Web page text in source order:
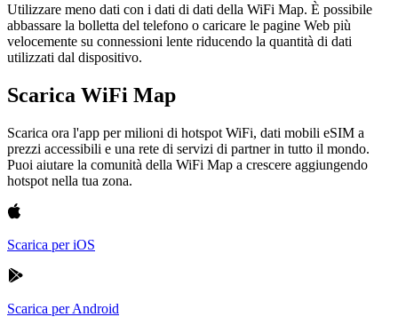
Utilizzare meno dati con i dati di dati della WiFi Map. È possibile
abbassare la bolletta del telefono o caricare le pagine Web più
velocemente su connessioni lente riducendo la quantità di dati
utilizzati dal dispositivo.
Scarica WiFi Map
Scarica ora l'app per milioni di hotspot WiFi, dati mobili eSIM a
prezzi accessibili e una rete di servizi di partner in tutto il mondo.
Puoi aiutare la comunità della WiFi Map a crescere aggiungendo
hotspot nella tua zona.
Scarica per iOS
Scarica per Android